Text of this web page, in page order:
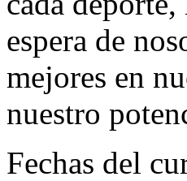
espera de
mejores en
nuestro
Fechas del